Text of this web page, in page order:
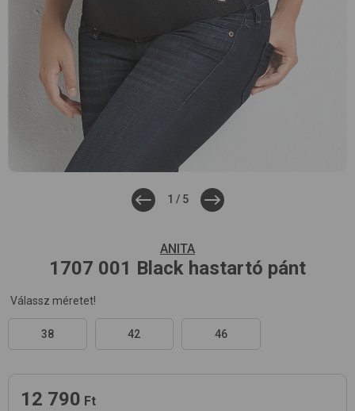
1 / 5
ANITA
1707 001 Black hastartó pánt
Válassz méretet!
38 42 46
12 790 Ft